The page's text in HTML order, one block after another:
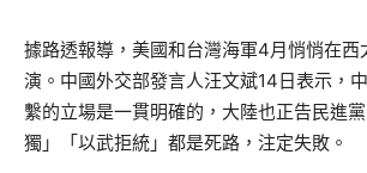
據路透報導，美國和台灣海軍4月悄悄在西
演。中國外交部發言人汪文斌14日表示，
繫的立場是一貫明確的，大陸也正告民進
獨」「以武拒統」都是死路，注定失敗。